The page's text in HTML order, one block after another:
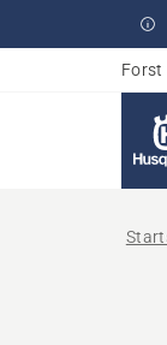
Forst